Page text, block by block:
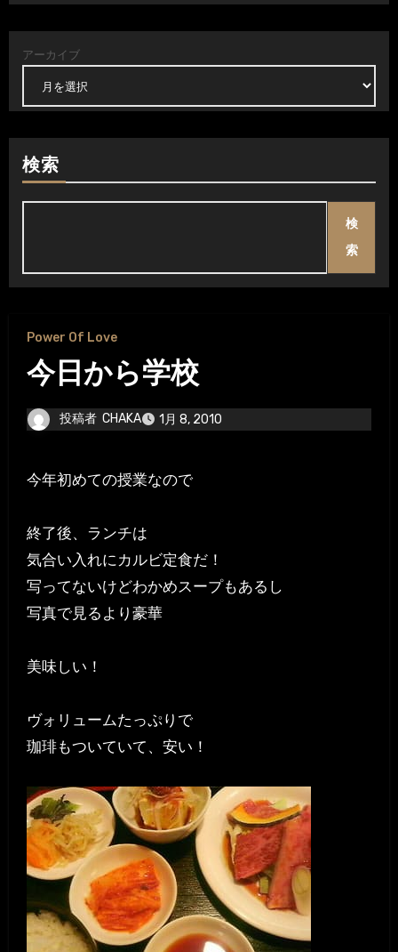
アーカイブ
検索
検
索
Power Of Love
今日から学校
投稿者 CHAKA 1月 8, 2010
今年初めての授業なので
終了後、ランチは
気合い入れにカルビ定食だ！
写ってないけどわかめスープもあるし
写真で見るより豪華
美味しい！
ヴォリュームたっぷりで
珈琲もついていて、安い！